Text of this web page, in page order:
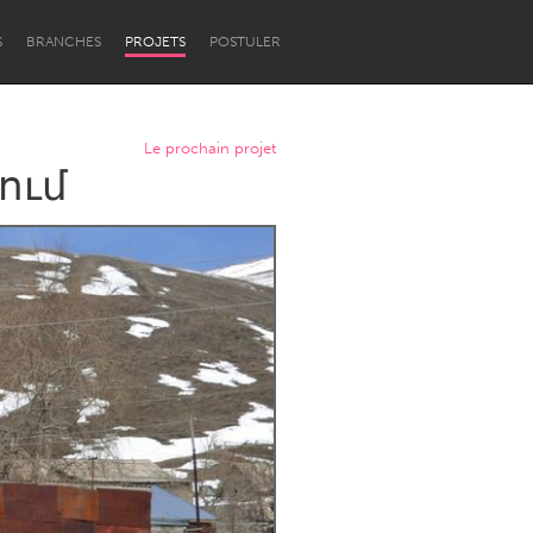
BRANCHES PROJETS POSTULER
Newcastle
Le prochain projet